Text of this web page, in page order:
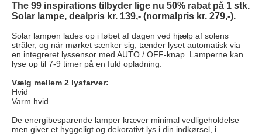
The 99 inspirations tilbyder lige nu 50% rabat på 1 stk.
Solar lampe, dealpris kr. 139,- (normalpris kr. 279,-).
Solar lampen lades op i løbet af dagen ved hjælp af solens
stråler, og når mørket sænker sig, tænder lyset automatisk via
en integreret lyssensor med AUTO / OFF-knap. Lamperne kan
lyse op til 7-9 timer på en fuld opladning.
Vælg mellem 2 lysfarver:
Hvid
Varm hvid
De energibesparende lamper kræver minimal vedligeholdelse
men giver et hyggeligt og dekorativt lys i din indkørsel, i